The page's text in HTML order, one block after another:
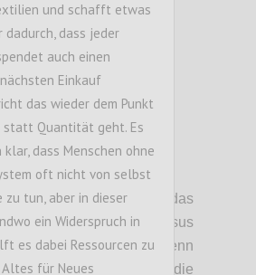
hat auch das
freie Marktwirtschaft versus
Der Staat hat, wenn
freierHand die
und schafft etwas
dadurch, dass jeder
auch einen
Einkauf
das wieder dem Punkt
Quantität geht. Es
dass Menschen ohne
oft nicht von selbst
zu tun, aber in dieser
ein Widerspruch in
es dabei Ressourcen zu
für Neues